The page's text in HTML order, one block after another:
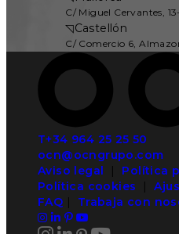
C/ Miguel Cervantes,
◹Castellón
C/ Comercio 6,
T+34 964 25 25 50
ocn@ocngrupo.com
Aviso legal
Política
Política cookies |
FAQ
Trabaja con